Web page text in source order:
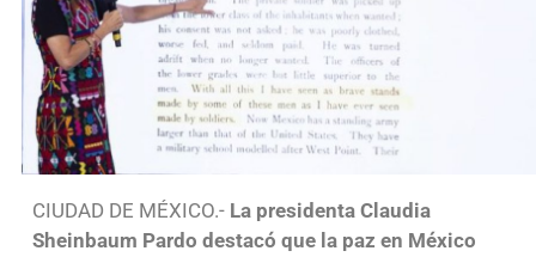
CIUDAD DE MÉXICO.- La presidenta Claudia
Sheinbaum Pardo destacó que la paz en México